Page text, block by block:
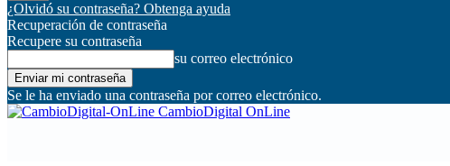
¿Olvidó su contraseña? Obtenga ayuda
Recuperación de contraseña
Recupere su contraseña
su correo electrónico
Se le ha enviado una contraseña por correo electrónico.
CambioDigital OnLine